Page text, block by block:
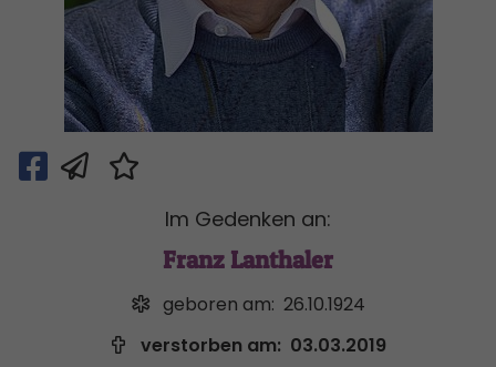
Im Gedenken an:
Franz Lanthaler
geboren am: 26.10.1924
verstorben am: 03.03.2019